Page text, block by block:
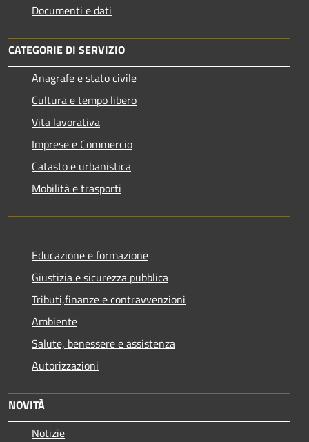
Documenti e dati
CATEGORIE DI SERVIZIO
Anagrafe e stato civile
Cultura e tempo libero
Vita lavorativa
Imprese e Commercio
Catasto e urbanistica
Mobilità e trasporti
Educazione e formazione
Giustizia e sicurezza pubblica
Tributi,finanze e contravvenzioni
Ambiente
Salute, benessere e assistenza
Autorizzazioni
NOVITÀ
Notizie